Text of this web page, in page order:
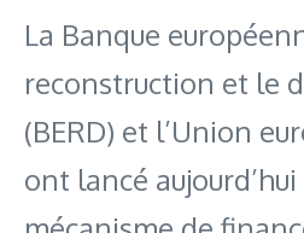
La Banque
reconstruction et le
(BERD) et l’Union
ont lancé